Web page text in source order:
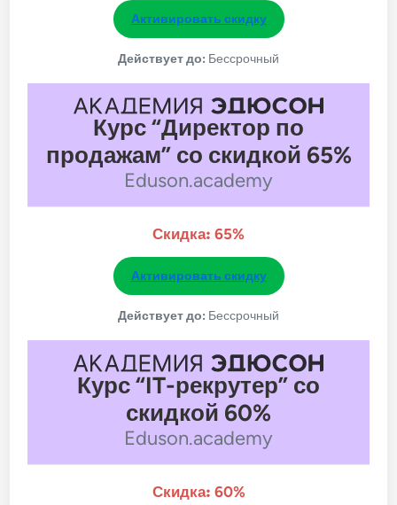
Активировать скидку
Действует до: Бессрочный
Курс “Директор по
продажам” со скидкой 65%
Eduson.academy
Скидка: 65%
Активировать скидку
Действует до: Бессрочный
Курс “IT-рекрутер” со
скидкой 60%
Eduson.academy
Скидка: 60%